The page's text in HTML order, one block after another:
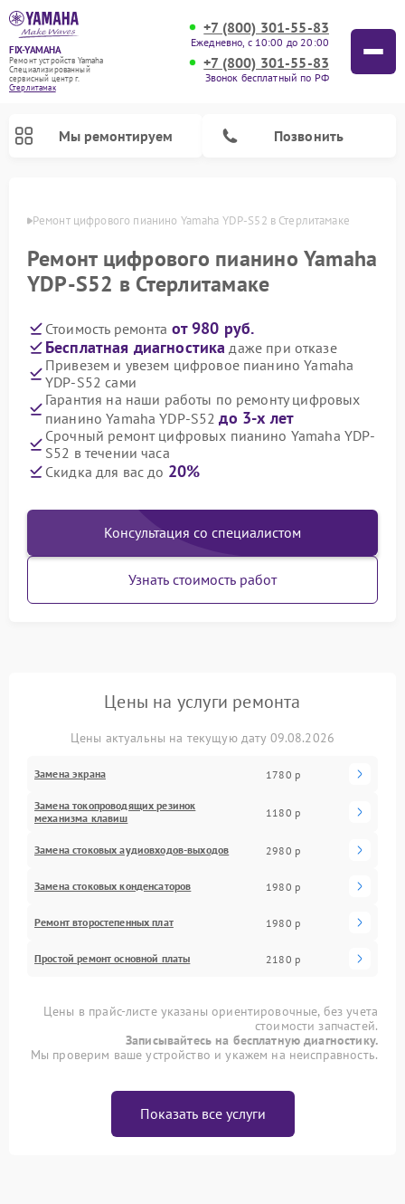
FIX-YAMAHA
Ремонт устройств Yamaha
Специализированный
cервисный центр г.
Стерлитамак
+7 (800) 301-55-83
Ежедневно, с 10:00 до 20:00
+7 (800) 301-55-83
Звонок бесплатный по РФ
Мы ремонтируем Позвонить
Ремонт цифрового пианино Yamaha YDP-S52 в Стерлитамаке
Ремонт цифрового пианино Yamaha
YDP-S52 в Стерлитамаке
Стоимость ремонта от 980 руб.
Бесплатная диагностика даже при отказе
Привезем и увезем цифровое пианино Yamaha
YDP-S52 сами
Гарантия на наши работы по ремонту цифровых
пианино Yamaha YDP-S52до 3-х лет
Срочный ремонт цифровых пианино Yamaha YDP-
S52 в течении часа
Скидка для вас до 20%
Консультация со специалистом
Узнать стоимость работ
Цены на услуги ремонта
Цены актуальны на текущую дату 09.08.2026
Замена экрана 1780 р
Замена токопроводящих резинок
механизма клавиш
1180 р
Замена стоковых аудиовходов-выходов 2980 р
Замена стоковых конденсаторов 1980 р
Ремонт второстепенных плат 1980 р
Простой ремонт основной платы 2180 р
Цены в прайс-листе указаны ориентировочные, без учета
стоимости запчастей.
Записывайтесь на бесплатную диагностику.
Мы проверим ваше устройство и укажем на неисправность.
Показать все услуги